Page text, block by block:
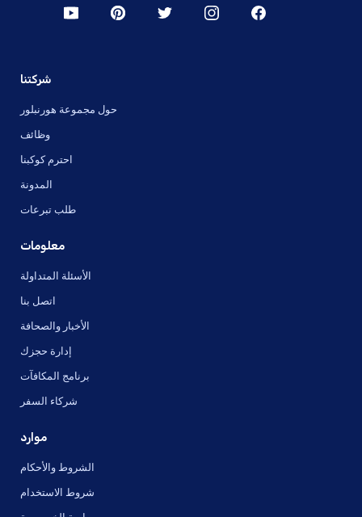
شركتنا
حول مجموعة هورنبلور
وظائف
احترم كوكبنا
المدونة
طلب تبرعات
معلومات
الأسئلة المتداولة
اتصل بنا
الأخبار والصحافة
إدارة حجزك
برنامج المكافآت
شركاء السفر
موارد
الشروط والأحكام
شروط الاستخدام